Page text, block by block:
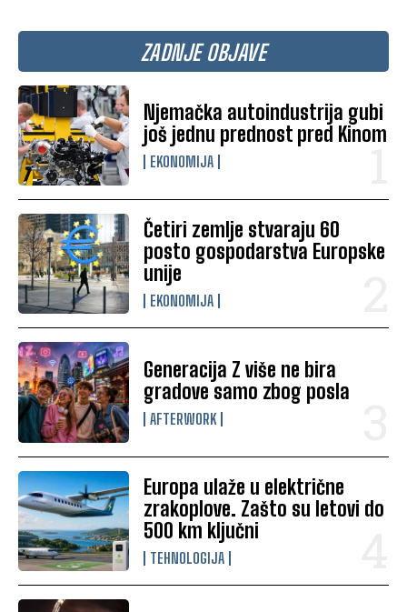
ZADNJE OBJAVE
Njemačka autoindustrija gubi
još jednu prednost pred Kinom
EKONOMIJA
Četiri zemlje stvaraju 60
posto gospodarstva Europske
unije
EKONOMIJA
Generacija Z više ne bira
gradove samo zbog posla
AFTERWORK
Europa ulaže u električne
zrakoplove. Zašto su letovi do
500 km ključni
TEHNOLOGIJA